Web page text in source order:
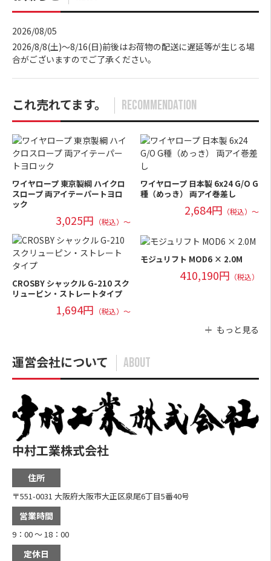
2026/08/05
2026/8/8(土)～8/16(日)前後はお荷物の配送に遅延等が生じる場
合がございますのでご了承ください。
これ売れてます。 RECOMMENDATION
ワイヤロープ 東京製綱 ハイクロ
スロープ 両アイテーパートヨロ
ック
3,025円 （税込）～
ワイヤロープ 日本製 6x24 G/O G
種（めっき） 両アイ巻差し
2,684円 （税込）～
CROSBY シャックル G-210 スク
リューピン・ストレートタイプ
1,694円 （税込）～
モジュリフト MOD6 × 2.0M
410,190円 （税込）
もっと見る
運営会社について ABOUT
中村工業株式会社
住所
〒551-0031 大阪府大阪市大正区泉尾6丁目5番40号
営業時間
9：00 ～ 18：00
定休日